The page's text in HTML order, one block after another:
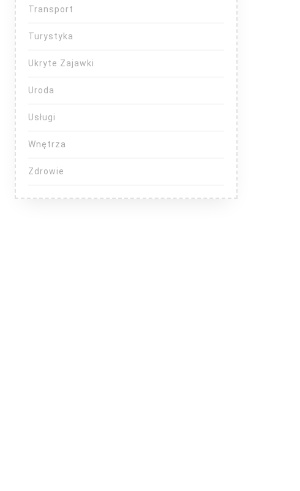
Transport
Turystyka
Ukryte Zajawki
Uroda
Usługi
Wnętrza
Zdrowie